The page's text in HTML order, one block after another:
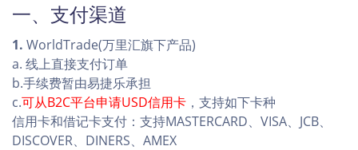
一、支付渠道
1. WorldTrade(万里汇旗下产品)
a. 线上直接支付订单
b.手续费暂由易捷乐承担
c.可从B2C平台申请USD信用卡 ，支持如下卡种
信用卡和借记卡支付：支持MASTERCARD、VISA、JCB、
DISCOVER、DINERS、AMEX